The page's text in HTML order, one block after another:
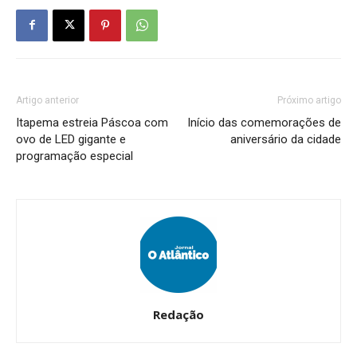
Artigo anterior
Itapema estreia Páscoa com
ovo de LED gigante e
programação especial
Próximo artigo
Início das comemorações de
aniversário da cidade
Redação